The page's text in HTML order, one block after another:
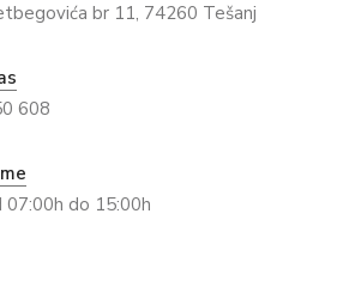
br 11, 74260 Tešanj
608
do 15:00h